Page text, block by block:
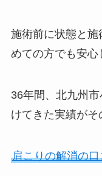
施術前に状態と施
めての方でも安心
36年間、北九州
けてきた実績がそ
肩こりの解消の口